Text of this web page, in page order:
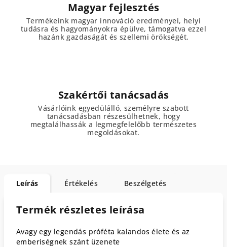
Magyar fejlesztés
Termékeink magyar innováció eredményei, helyi
tudásra és hagyományokra épülve, támogatva ezzel
hazánk gazdaságát és szellemi örökségét.
Szakértői tanácsadás
Vásárlóink egyedülálló, személyre szabott
tanácsadásban részesülhetnek, hogy
megtalálhassák a legmegfelelőbb természetes
megoldásokat.
Leírás Értékelés Beszélgetés
Termék részletes leírása
Avagy egy legendás próféta kalandos élete és az
emberiségnek szánt üzenete